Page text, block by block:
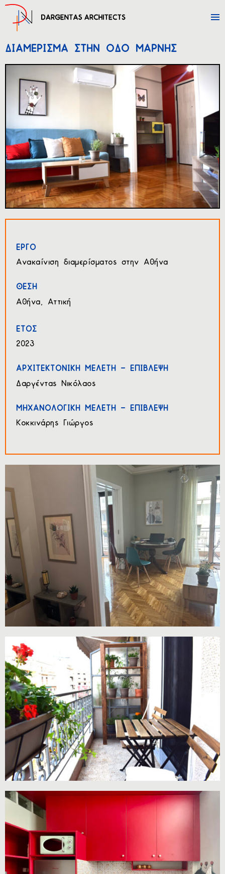
ΔΙΑΜΕΡΙΣΜΑ ΣΤΗΝ ΟΔΟ ΜΑΡΝΗΣ
ΕΡΓΟ
Ανακαίνιση διαμερίσματος στην Αθήνα
ΘΕΣΗ
Αθήνα, Αττική
ΕΤΟΣ
2023
ΑΡΧΙΤΕΚΤΟΝΙΚΗ ΜΕΛΕΤΗ – ΕΠΙΒΛΕΨΗ
Δαργέντας Νικόλαος
ΜΗΧΑΝΟΛΟΓΙΚΗ ΜΕΛΕΤΗ – ΕΠΙΒΛΕΨΗ
Κοκκινάρης Γιώργος